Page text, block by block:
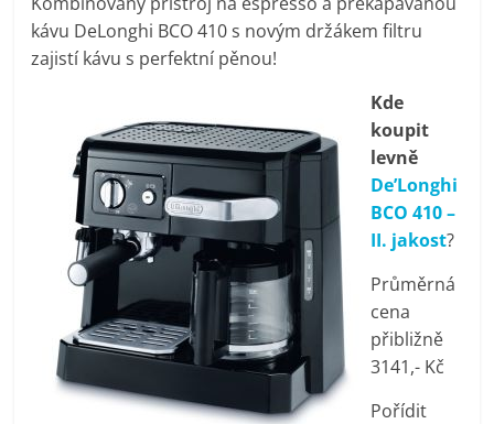
televize,
notebooky,
mobilní
telefony,
kávovary,
bazény
kávu DeLonghi BCO 410 s novým držákem filtru
zajistí kávu s perfektní pěnou!
Kde
koupit
levně
De’Longhi
BCO 410 –
II. jakost?
Průměrná
cena
přibližně
3141,- Kč
Pořídit